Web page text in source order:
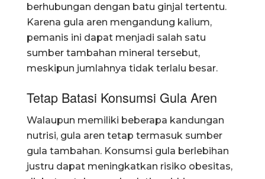
berhubungan dengan batu ginjal tertentu.
Karena gula aren mengandung kalium,
pemanis ini dapat menjadi salah satu
sumber tambahan mineral tersebut,
meskipun jumlahnya tidak terlalu besar.
Tetap Batasi Konsumsi Gula Aren
Walaupun memiliki beberapa kandungan
nutrisi, gula aren tetap termasuk sumber
gula tambahan. Konsumsi gula berlebihan
justru dapat meningkatkan risiko obesitas,